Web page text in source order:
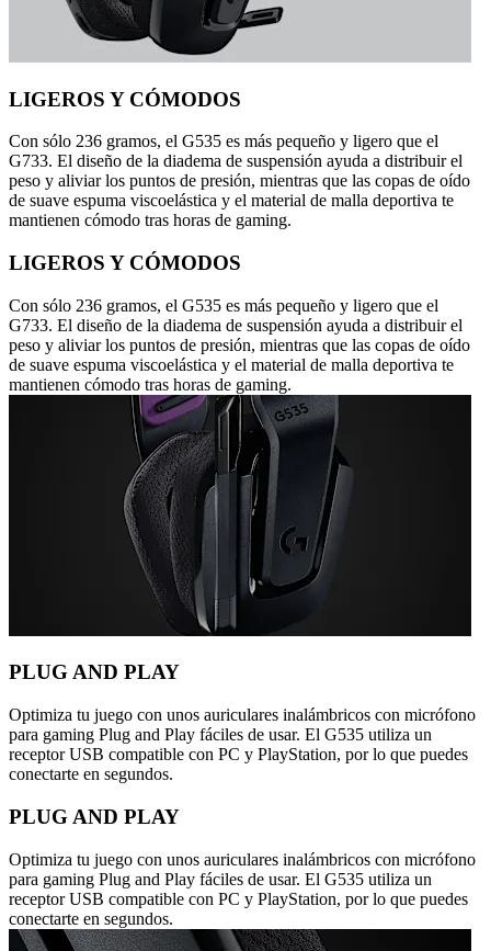
LIGEROS Y CÓMODOS
Con sólo 236 gramos, el G535 es más pequeño y ligero que el
G733. El diseño de la diadema de suspensión ayuda a distribuir el
peso y aliviar los puntos de presión, mientras que las copas de oído
de suave espuma viscoelástica y el material de malla deportiva te
mantienen cómodo tras horas de gaming.
LIGEROS Y CÓMODOS
Con sólo 236 gramos, el G535 es más pequeño y ligero que el
G733. El diseño de la diadema de suspensión ayuda a distribuir el
peso y aliviar los puntos de presión, mientras que las copas de oído
de suave espuma viscoelástica y el material de malla deportiva te
mantienen cómodo tras horas de gaming.
PLUG AND PLAY
Optimiza tu juego con unos auriculares inalámbricos con micrófono
para gaming Plug and Play fáciles de usar. El G535 utiliza un
receptor USB compatible con PC y PlayStation, por lo que puedes
conectarte en segundos.
PLUG AND PLAY
Optimiza tu juego con unos auriculares inalámbricos con micrófono
para gaming Plug and Play fáciles de usar. El G535 utiliza un
receptor USB compatible con PC y PlayStation, por lo que puedes
conectarte en segundos.